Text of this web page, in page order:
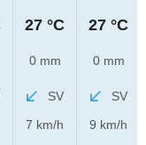
27 °C
0 mm
SV
7 km/h
27 °C
0 mm
SV
9 km/h